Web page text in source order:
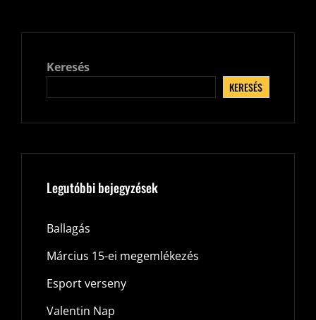
Keresés
KERESÉS
Legutóbbi bejegyzések
Ballagás
Március 15-ei megemlékezés
Esport verseny
Valentin Nap